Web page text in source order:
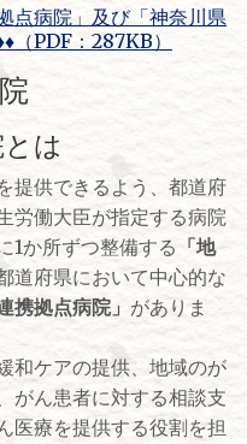
点病院」及び「神奈川県
（PDF：287KB）
は
提供できるよう、都道府
労働大臣が指定する病院
1か所ずつ整備する 「地
道府県において中心的な
携拠点病院」 がありま
和ケアの提供、地域のが
がん患者に対する相談支
医療を提供する役割を担